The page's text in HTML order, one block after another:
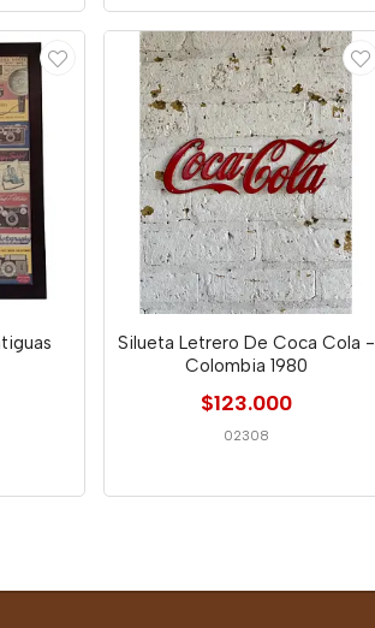
Silueta Letrero De Coca Cola -
Colombia 1980
$123.000
02308